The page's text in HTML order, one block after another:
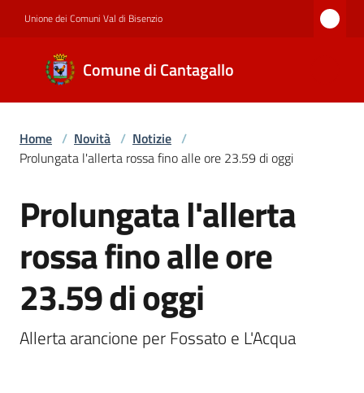
Unione dei Comuni Val di Bisenzio
Comune di Cantagallo
Comune di
Cantagallo
Amministrazione
Novità
Documenti
Home / Novità / Notizie /
Prolungata l'allerta rossa fino alle ore 23.59 di oggi
Salta al contenuto
Prolungata l'allerta
rossa fino alle ore
23.59 di oggi
Allerta arancione per Fossato e L'Acqua